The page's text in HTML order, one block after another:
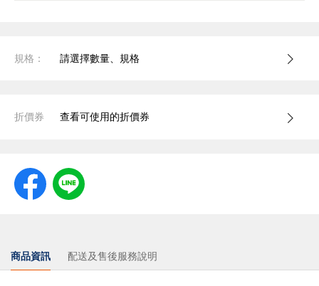
規格： 請選擇數量、規格
折價券 查看可使用的折價券
商品資訊 配送及售後服務說明